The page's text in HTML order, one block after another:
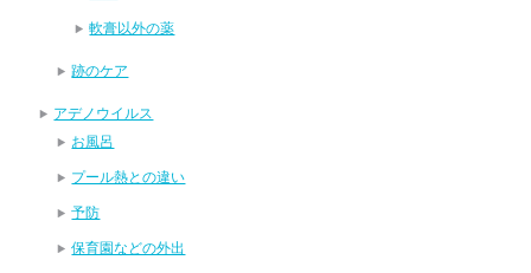
軟膏以外の薬
跡のケア
アデノウイルス
お風呂
プール熱との違い
予防
保育園などの外出